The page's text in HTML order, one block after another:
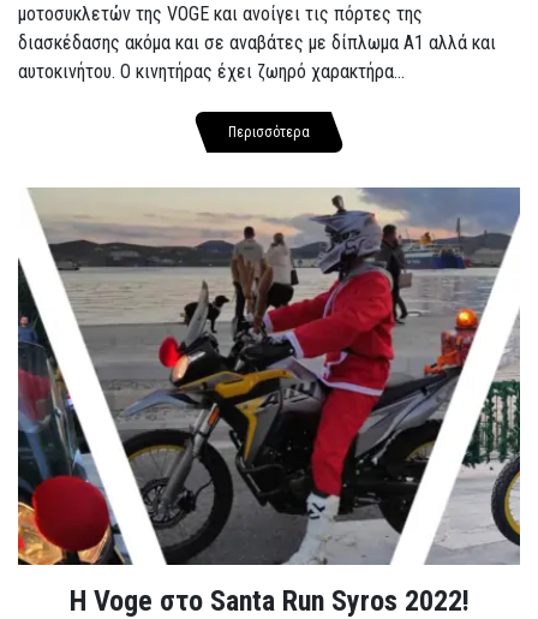
μοτοσυκλετών της VOGE και ανοίγει τις πόρτες της
διασκέδασης ακόμα και σε αναβάτες με δίπλωμα A1 αλλά και
αυτοκινήτου. Ο κινητήρας έχει ζωηρό χαρακτήρα...
Περισσότερα
Η Voge στο Santa Run Syros 2022!